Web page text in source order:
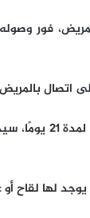
فور
اتصال
وسيخضع أي شخص يُحتمل
لها لقاح